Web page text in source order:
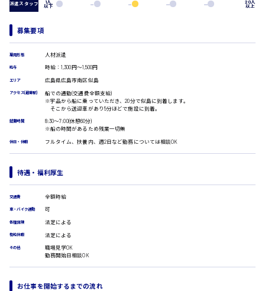
医師
看護助手
オフィスワーク系
貿易事務
データ入力
コールセンターオペレーター
翻訳、通訳
WEBデザイナー
校正・編集
システムエンジニア
プログラマー
販売・サービス・フード系
広島市佐伯区
広島市安佐北区
広島市安芸区
時給1400円～
時給1500円以上
派遣スタッフ 1人
以下
20人
以上
募集要項
雇用形態 人材派遣
給与 時給：1,300円～1,500円
エリア 広島県広島市南区似島
アクセス(最寄駅)
船での通勤(交通費全額支給)
※宇品から船に乗っていただき、20分で似島に到着します。
そこから送迎車があり5分ほどで施設に到着。
就業時間
8:30〜7:00(休憩60分)
※船の時間があるため残業一切無
休日・休暇 フルタイム、扶養内、週2日など勤務については相談OK
待遇・福利厚生
交通費 全額時給
車・バイク通勤 可
各種保険 法定による
有給休暇 法定による
その他
職場見学OK
勤務開始日相談OK
お仕事を開始するまでの流れ